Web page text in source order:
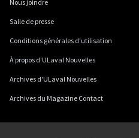
Nous joindre
Salle de presse
Conditions générales d'utilisation
À propos d'ULaval Nouvelles
Archives d'ULaval Nouvelles
Archives du Magazine Contact